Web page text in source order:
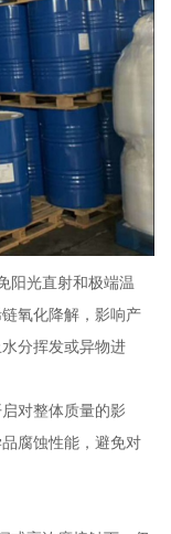
阳光直射和极端温
氧化降解，影响产
分挥发或异物进
对整体质量的影
腐蚀性能，避免对